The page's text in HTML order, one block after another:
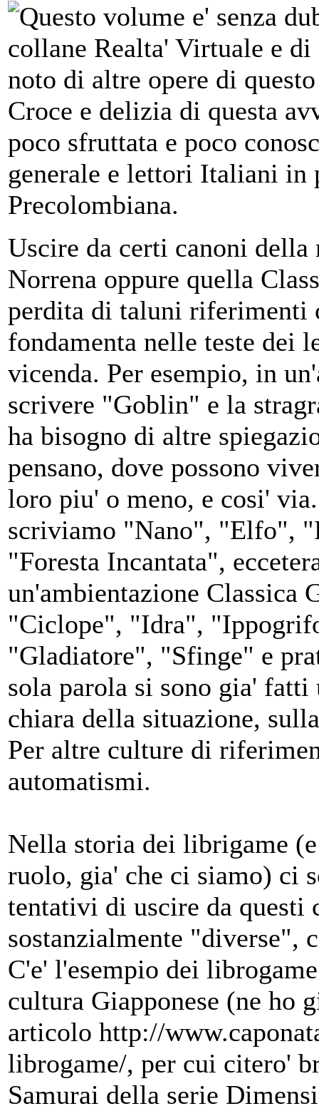
Questo volume e' senza
collane Realta' Virtuale e
noto di altre opere di
Croce e delizia di questa
poco sfruttata e poco
generale e lettori Italiani
Precolombiana.
Uscire da certi canoni
Norrena oppure quella
perdita di taluni riferimenti
fondamenta nelle teste dei
vicenda. Per esempio, in
scrivere "Goblin" e la
ha bisogno di altre
pensano, dove possono
loro piu' o meno, e cosi'
scriviamo "Nano", "Elfo",
"Foresta Incantata",
un'ambientazione Classica
"Ciclope", "Idra",
"Gladiatore", "Sfinge" e
sola parola si sono gia'
chiara della situazione,
Per altre culture di
automatismi.
Nella storia dei librigame
ruolo, gia' che ci siamo) ci
tentativi di uscire da questi
sostanzialmente "diverse",
C'e' l'esempio dei
cultura Giapponese (ne ho
articolo http://
librogame/, per cui citero'
Samurai della serie